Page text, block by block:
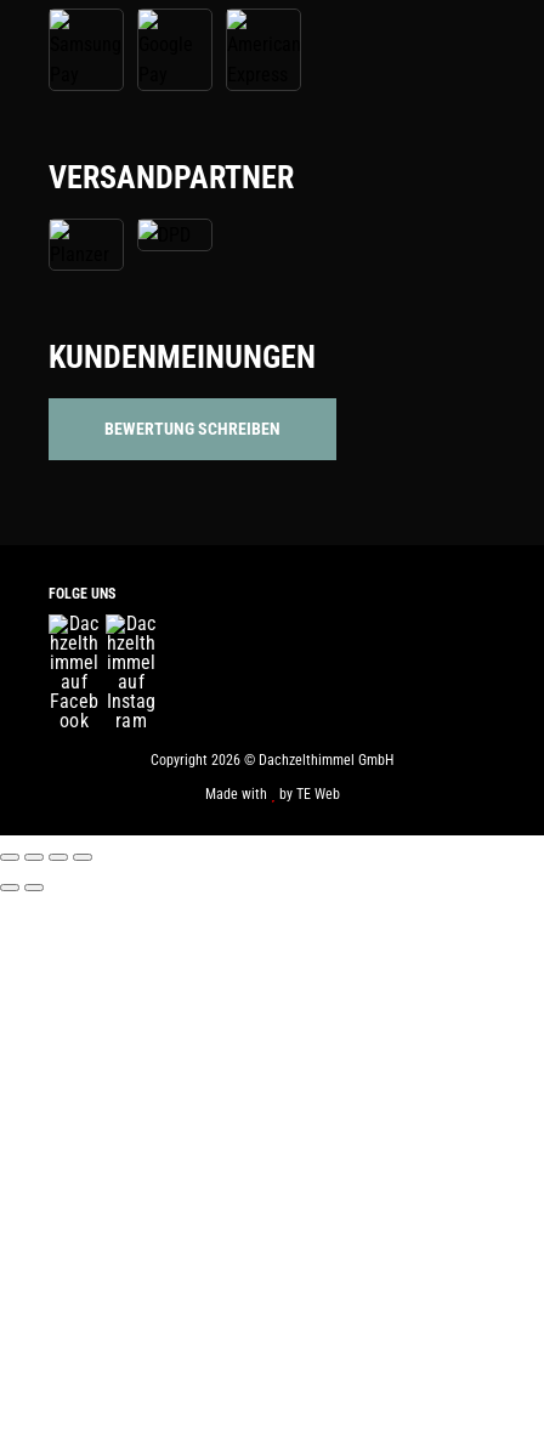
VERSANDPARTNER
KUNDENMEINUNGEN
BEWERTUNG SCHREIBEN
FOLGE UNS
Copyright 2026 © Dachzelthimmel GmbH
Made with
by TE Web